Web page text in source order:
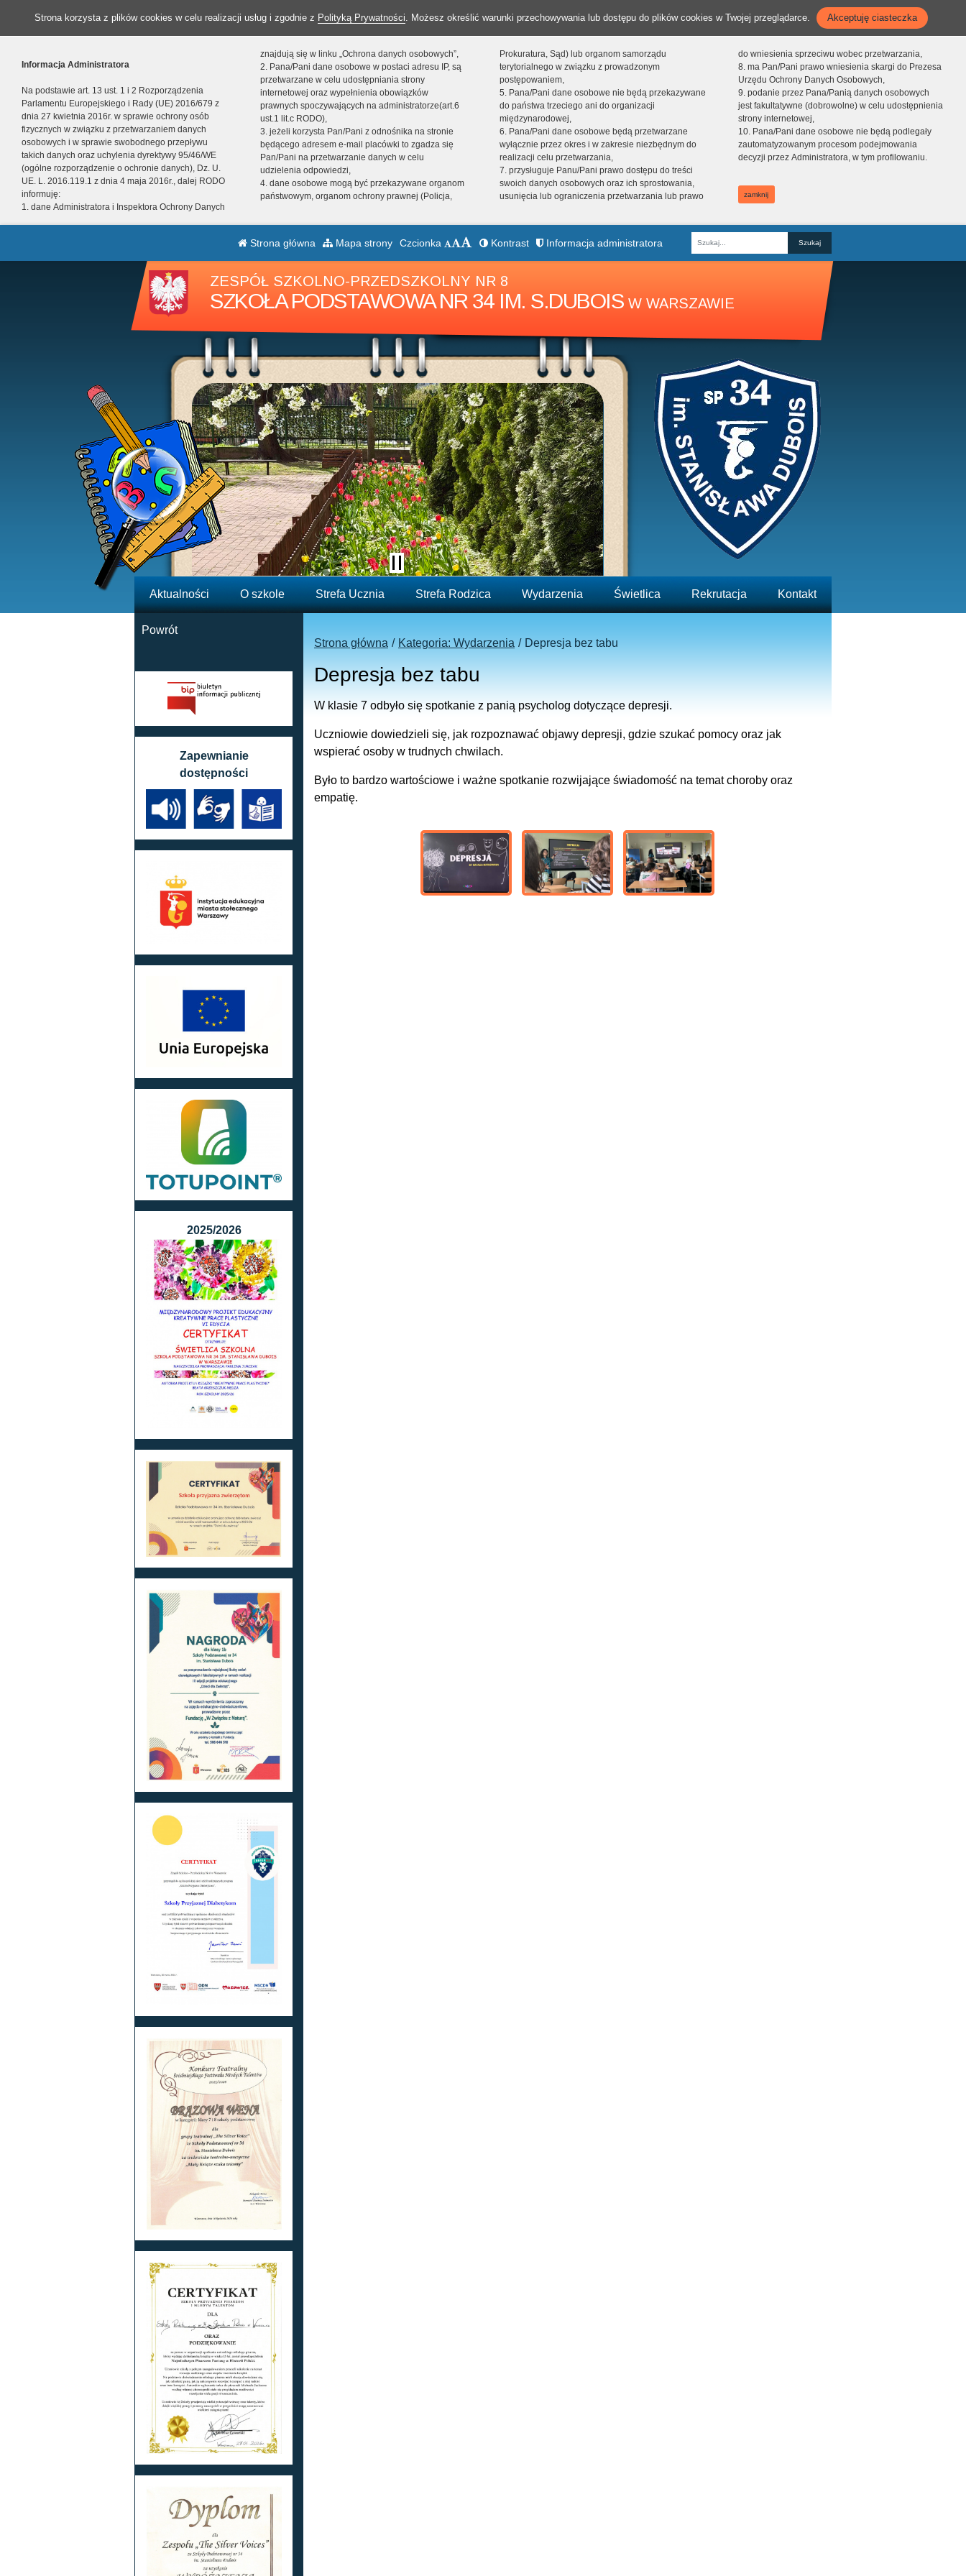
Strona korzysta z plików cookies w celu realizacji usług i zgodnie z Polityką Prywatności. Możesz określić warunki przechowywania lub dostępu do plików cookies w Twojej przeglądarce. Akceptuję ciasteczka
Informacja Administratora
Na podstawie art. 13 ust. 1 i 2 Rozporządzenia
Parlamentu Europejskiego i Rady (UE) 2016/679 z
dnia 27 kwietnia 2016r. w sprawie ochrony osób
fizycznych w związku z przetwarzaniem danych
osobowych i w sprawie swobodnego przepływu
takich danych oraz uchylenia dyrektywy 95/46/WE
(ogólne rozporządzenie o ochronie danych), Dz. U.
UE. L. 2016.119.1 z dnia 4 maja 2016r., dalej RODO
informuję:
1. dane Administratora i Inspektora Ochrony Danych
znajdują się w linku „Ochrona danych osobowych”,
2. Pana/Pani dane osobowe w postaci adresu IP, są
przetwarzane w celu udostępniania strony
internetowej oraz wypełnienia obowiązków
prawnych spoczywających na administratorze(art.6
ust.1 lit.c RODO),
3. jeżeli korzysta Pan/Pani z odnośnika na stronie
będącego adresem e-mail placówki to zgadza się
Pan/Pani na przetwarzanie danych w celu
udzielenia odpowiedzi,
4. dane osobowe mogą być przekazywane organom
państwowym, organom ochrony prawnej (Policja,
Prokuratura, Sąd) lub organom samorządu
terytorialnego w związku z prowadzonym
postępowaniem,
5. Pana/Pani dane osobowe nie będą przekazywane
do państwa trzeciego ani do organizacji
międzynarodowej,
6. Pana/Pani dane osobowe będą przetwarzane
wyłącznie przez okres i w zakresie niezbędnym do
realizacji celu przetwarzania,
7. przysługuje Panu/Pani prawo dostępu do treści
swoich danych osobowych oraz ich sprostowania,
usunięcia lub ograniczenia przetwarzania lub prawo
do wniesienia sprzeciwu wobec przetwarzania,
8. ma Pan/Pani prawo wniesienia skargi do Prezesa
Urzędu Ochrony Danych Osobowych,
9. podanie przez Pana/Panią danych osobowych
jest fakultatywne (dobrowolne) w celu udostępnienia
strony internetowej,
10. Pana/Pani dane osobowe nie będą podlegały
zautomatyzowanym procesom podejmowania
decyzji przez Administratora, w tym profilowaniu.
zamknij
Strona główna Mapa strony Czcionka Kontrast Informacja administratora
Fraza
ZESPÓŁ SZKOLNO-PRZEDSZKOLNY NR 8
SZKOŁA PODSTAWOWA NR 34 IM. S.DUBOIS W WARSZAWIE
Aktualności O szkole Strefa Ucznia Strefa Rodzica Wydarzenia Świetlica Rekrutacja Kontakt
Strona główna Kategoria: Wydarzenia Depresja bez tabu
Depresja bez tabu
W klasie 7 odbyło się spotkanie z panią psycholog dotyczące depresji.
Uczniowie dowiedzieli się, jak rozpoznawać objawy depresji, gdzie szukać pomocy oraz jak
wspierać osoby w trudnych chwilach.
Było to bardzo wartościowe i ważne spotkanie rozwijające świadomość na temat choroby oraz
empatię.
Powrót
Zapewnianie
dostępności
2025/2026